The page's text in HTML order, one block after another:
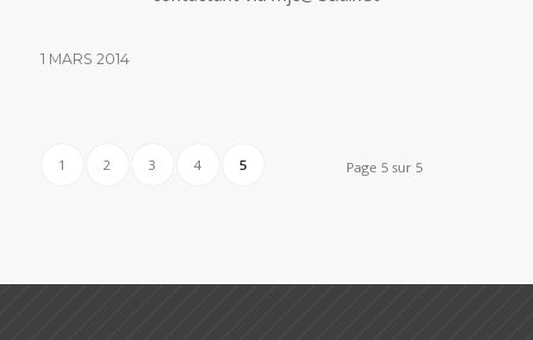
1 MARS 2014
Page 5 sur 5
1 2 3 4 5